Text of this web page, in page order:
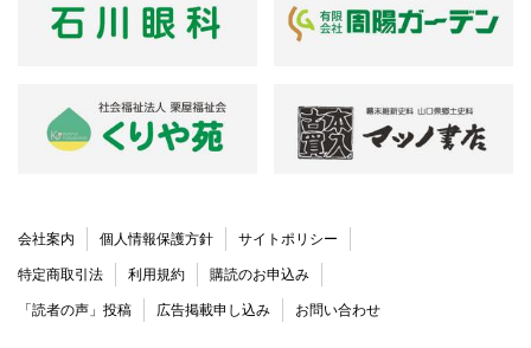
会社案内 個人情報保護方針 サイトポリシー
特定商取引法 利用規約 購読のお申込み
「読者の声」投稿 広告掲載申し込み お問い合わせ